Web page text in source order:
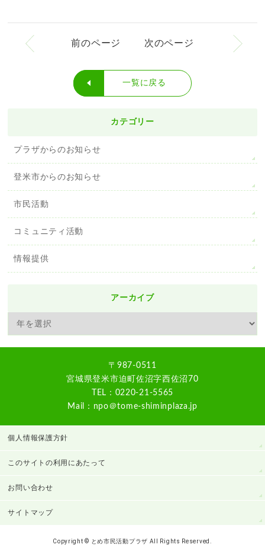
前のページ 次のページ
一覧に戻る
カテゴリー
プラザからのお知らせ
登米市からのお知らせ
市民活動
コミュニティ活動
情報提供
アーカイブ
〒987-0511
宮城県登米市迫町佐沼字西佐沼70
TEL：0220-21-5565
Mail：npo＠tome-shiminplaza.jp
個人情報保護方針
このサイトの利用にあたって
お問い合わせ
サイトマップ
Copyright © とめ市民活動プラザ All Rights Reserved.